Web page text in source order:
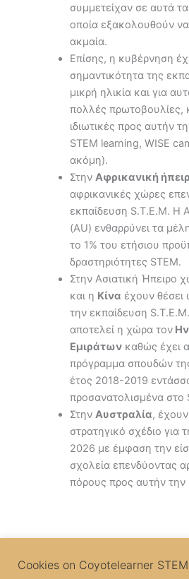
συμμετείχαν σε αυτά
οποία εξακολουθούν να
ακμαία.
Επίσης, η κυβέρνηση
σημαντικότητα της
μικρή ηλικία και για
πολλές πρωτοβουλίες,
ιδιωτικές προς αυτήν
STEM learning, WISE
ακόμη).
Στην Αφρικανική
αφρικανικές χώρες
εκπαίδευση S.T.E.M. H
(AU) ενθαρρύνει τα
το 1% του ετήσιου
δραστηριότητες STEM.
Στην Ασιατική Ήπειρο
και η Κίνα έχουν θέσει
την εκπαίδευση
αποτελεί η χώρα τον
Εμιράτωνκαθώς έχει
πρόγραμμα σπουδών
έτος 2018-2019
προσανατολισμένα στο
Στην Αυστραλία,
στρατηγικό σχέδιο για
2026 με έμφαση την
σχολεία επενδύοντας
πόρους προς αυτήν την
Cookies on Coyotelearner